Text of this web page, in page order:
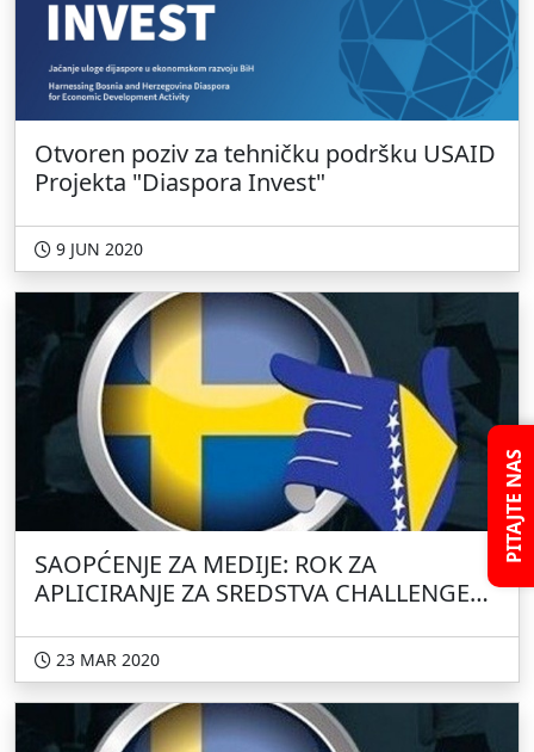
PITAJTE NAS
Otvoren poziv za tehničku podršku USAID
Projekta "Diaspora Invest"
9 JUN 2020
SAOPĆENJE ZA MEDIJE: ROK ZA
APLICIRANJE ZA SREDSTVA CHALLENGE
GODINE
23 MAR 2020